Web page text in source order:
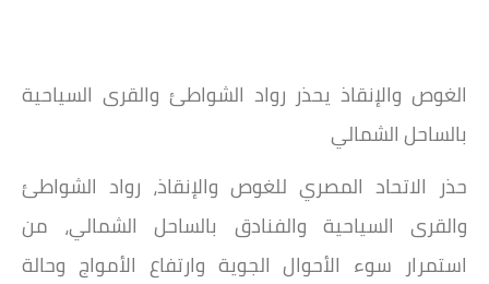
الغوص والإنقاذ يحذر رواد الشواطئ والقرى السياحية
بالساحل الشمالي
حذر الاتحاد المصري للغوص والإنقاذ، رواد الشواطئ
والقرى السياحية والفنادق بالساحل الشمالي، من
استمرار سوء الأحوال الجوية وارتفاع الأمواج وحالة